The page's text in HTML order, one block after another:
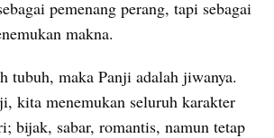
pemenang perang, tapi sebagai
makna.
tubuh, maka Panji adalah jiwanya.
kita menemukan seluruh karakter
bijak, sabar, romantis, namun tetap